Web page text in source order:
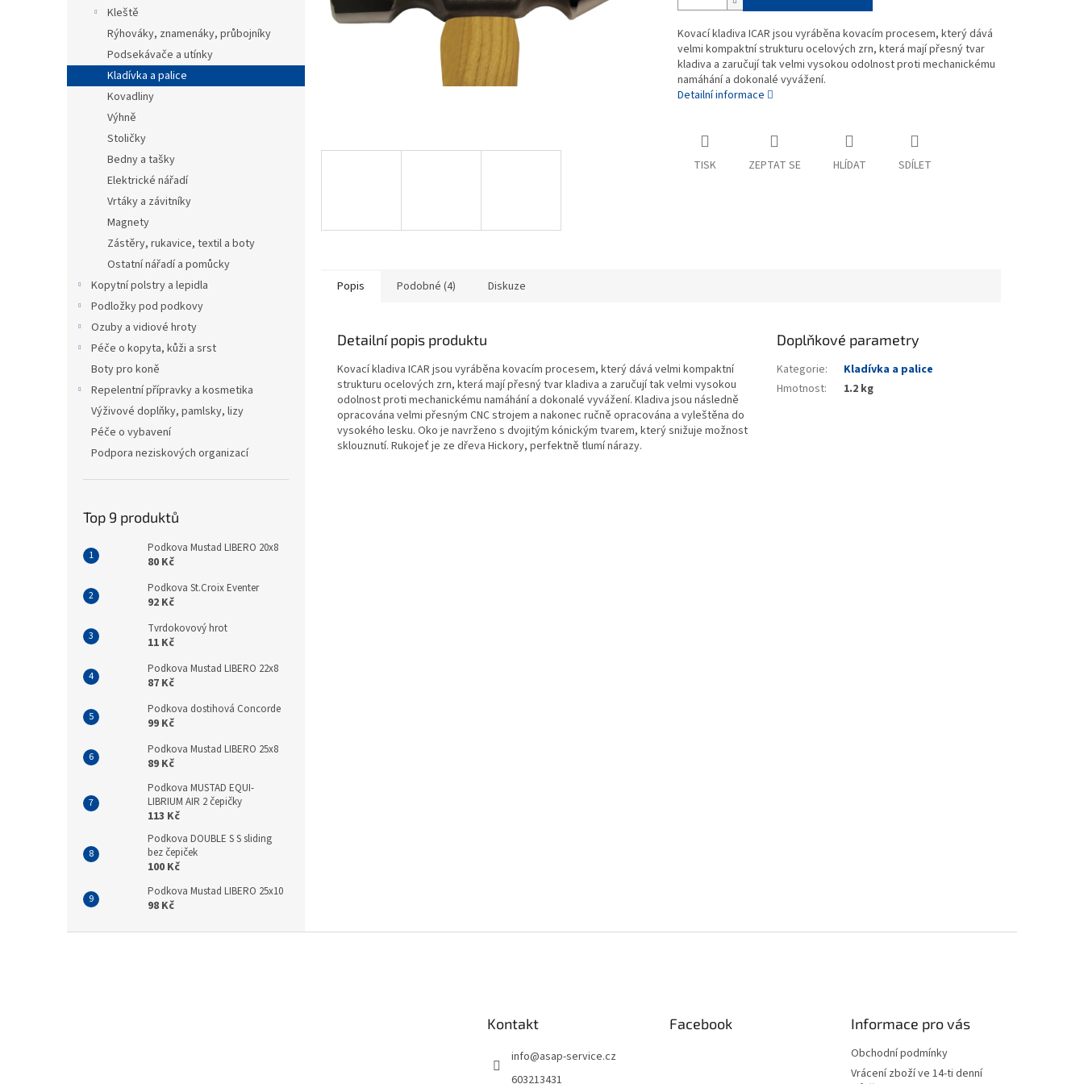
Kleště
Rýhováky, znamenáky, průbojníky
Podsekávače a utínky
Kladívka a palice
Kovadliny
Výhně
Stoličky
Bedny a tašky
Elektrické nářadí
Vrtáky a závitníky
Magnety
Zástěry, rukavice, textil a boty
Ostatní nářadí a pomůcky
Kopytní polstry a lepidla
Podložky pod podkovy
Ozuby a vidiové hroty
Péče o kopyta, kůži a srst
Boty pro koně
Repelentní přípravky a kosmetika
Výživové doplňky, pamlsky, lizy
Péče o vybavení
Podpora neziskových organizací
Top 9 produktů
Podkova Mustad LIBERO 20x8
80 Kč
Podkova St.Croix Eventer
92 Kč
Tvrdokovový hrot
11 Kč
Podkova Mustad LIBERO 22x8
87 Kč
Podkova dostihová Concorde
99 Kč
Podkova Mustad LIBERO 25x8
89 Kč
Podkova MUSTAD EQUI-
LIBRIUM AIR 2 čepičky
113 Kč
Podkova DOUBLE S S sliding
bez čepiček
100 Kč
Podkova Mustad LIBERO 25x10
98 Kč
Kovací kladiva ICAR jsou vyráběna kovacím procesem, který dává
velmi kompaktní strukturu ocelových zrn, která mají přesný tvar
kladiva a zaručují tak velmi vysokou odolnost proti mechanickému
namáhání a dokonalé vyvážení.
Detailní informace
TISK ZEPTAT SE HLÍDAT SDÍLET
Popis Podobné (4) Diskuze
Detailní popis produktu
Kovací kladiva ICAR jsou vyráběna kovacím procesem, který dává velmi kompaktní
strukturu ocelových zrn, která mají přesný tvar kladiva a zaručují tak velmi vysokou
odolnost proti mechanickému namáhání a dokonalé vyvážení. Kladiva jsou následně
opracována velmi přesným CNC strojem a nakonec ručně opracována a vyleštěna do
vysokého lesku. Oko je navrženo s dvojitým kónickým tvarem, který snižuje možnost
sklouznutí. Rukojeť je ze dřeva Hickory, perfektně tlumí nárazy.
Doplňkové parametry
Kategorie:
Kladívka a palice
Hmotnost: 1.2 kg
Kontakt
info@asap-service.cz
603213431
Facebook Informace pro vás
Obchodní podmínky
Vrácení zboží ve 14-ti denní